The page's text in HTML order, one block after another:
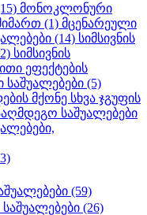
მონოკლონური
(1) მცენარეული
(14) სიმსივნის
სიმსივნის
ეფექტების
საშუალებები (5)
მქონე სხვა ჯგუფის
საშუალებები
(59)
(26)